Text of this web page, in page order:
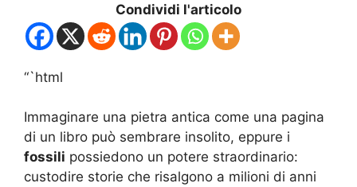
Condividi l'articolo
“`html
Immaginare una pietra antica come una pagina
di un libro può sembrare insolito, eppure i
fossili possiedono un potere straordinario:
custodire storie che risalgono a milioni di anni